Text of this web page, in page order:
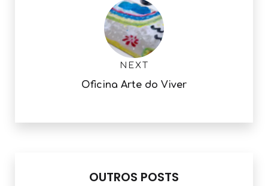
NEXT
Oficina Arte do Viver
OUTROS POSTS